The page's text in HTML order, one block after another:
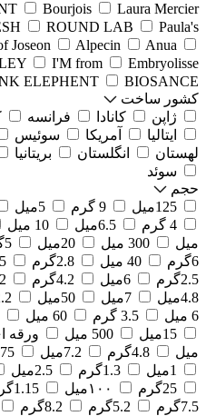
Bourjois
Laura Mercier
ROUND LAB
Paula's
Joseon Alpecin
Anua
I'M from
Embryolisse
ELEPHENT
BIOSANCE
کشور ساخت
ژاپن
کانادا فرانسه
ایتالیا
آمریکا سوئیس
لهستان
انگلستان بریتانیا
سوئد
حجم
125میل
9 گرم 5میل
4 گرم
6.5میل 10 میل
میل
300 میل 20میل 5گرم
6گرم
40 میل 2.8گرم
2.5گرم
6میل 4.2گرم
4.8میل
7میل 50میل 2.2
6 میل
3.5 گرم 60 میل
15میل
500 میل ورقه
میل
4.8گرم 7.2میل
1میل
1.3گرم 2.5میل
25گرم
۱۰۰میل 1.15گرم
7.5گرم
5.2گرم 8.2گرم